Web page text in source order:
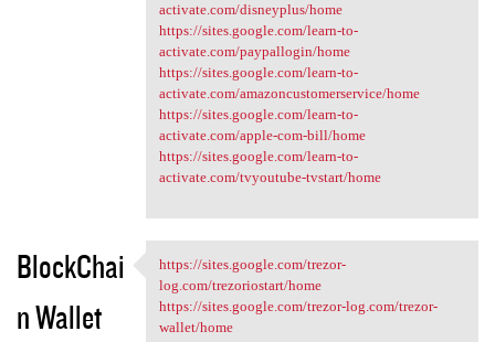
activate.com/disneyplus/home
https://sites.google.com/learn-to-
activate.com/paypallogin/home
https://sites.google.com/learn-to-
activate.com/amazoncustomerservice/home
https://sites.google.com/learn-to-
activate.com/apple-com-bill/home
https://sites.google.com/learn-to-
activate.com/tvyoutube-tvstart/home
BlockChai
n Wallet
https://sites.google.com
https://sites.google.com/trezor-
log.com/trezoriostart/home
https://sites.google.com/trezor-log.com/trezor-
wallet/home